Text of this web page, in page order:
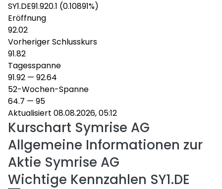
SY1.DE91.920.1 (0.10891%)
Eröffnung
92.02
Vorheriger Schlusskurs
91.82
Tagesspanne
91.92 — 92.64
52-Wochen-Spanne
64.7 — 95
Aktualisiert 08.08.2026, 05:12
Kurschart Symrise AG
Allgemeine Informationen zur
Aktie Symrise AG
Wichtige Kennzahlen SY1.DE